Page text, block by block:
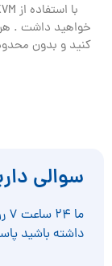
خواهید داشت .
سوالی
داشته باشید